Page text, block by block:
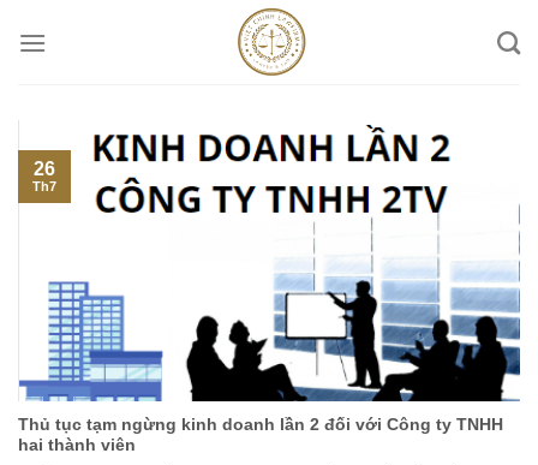
Thủ tục tạm ngừng kinh doanh lần 2 đối với Công ty TNHH
hai thành viên
26
Th7